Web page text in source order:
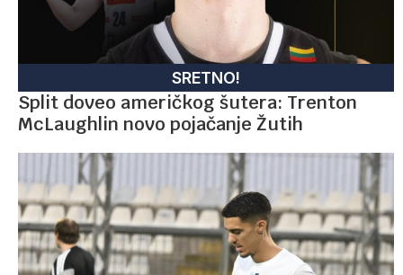
SRETNO!
Split doveo američkog šutera: Trenton
McLaughlin novo pojačanje Žutih